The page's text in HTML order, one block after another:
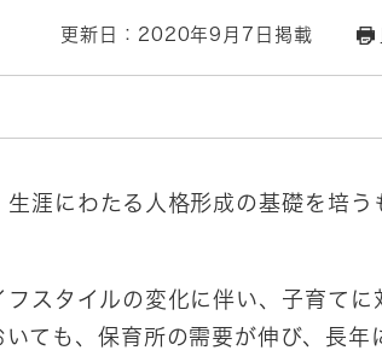
更新日：2020年9月7日掲載
涯にわたる人格形成の基礎を培う
スタイルの変化に伴い、子育てに
ても、保育所の需要が伸び、長年